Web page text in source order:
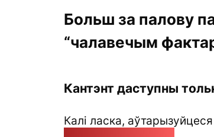
Больш за палову
“чалавечым
Кантэнт даступны
Калі ласка,